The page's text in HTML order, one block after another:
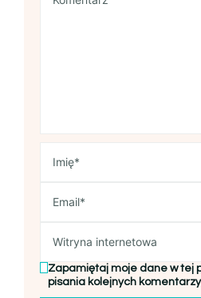
Zapamiętaj moje dane w tej
pisania kolejnych